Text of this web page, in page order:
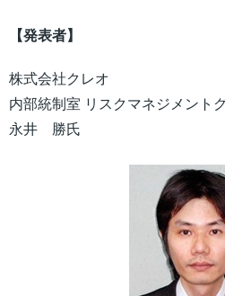
【発表者】
株式会社クレオ
内部統制室 リスクマネジメント
永井 勝氏